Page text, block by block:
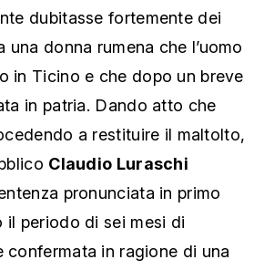
dubitasse fortemente dei
una donna rumena che l’uomo
in Ticino e che dopo un breve
in patria. Dando atto che
a restituire il maltolto,
Claudio Luraschi
pronunciata in primo
il periodo di sei mesi di
confermata in ragione di una